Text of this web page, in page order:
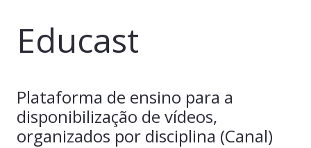
Educast
Plataforma de ensino para a
disponibilização de vídeos,
organizados por disciplina (Canal)